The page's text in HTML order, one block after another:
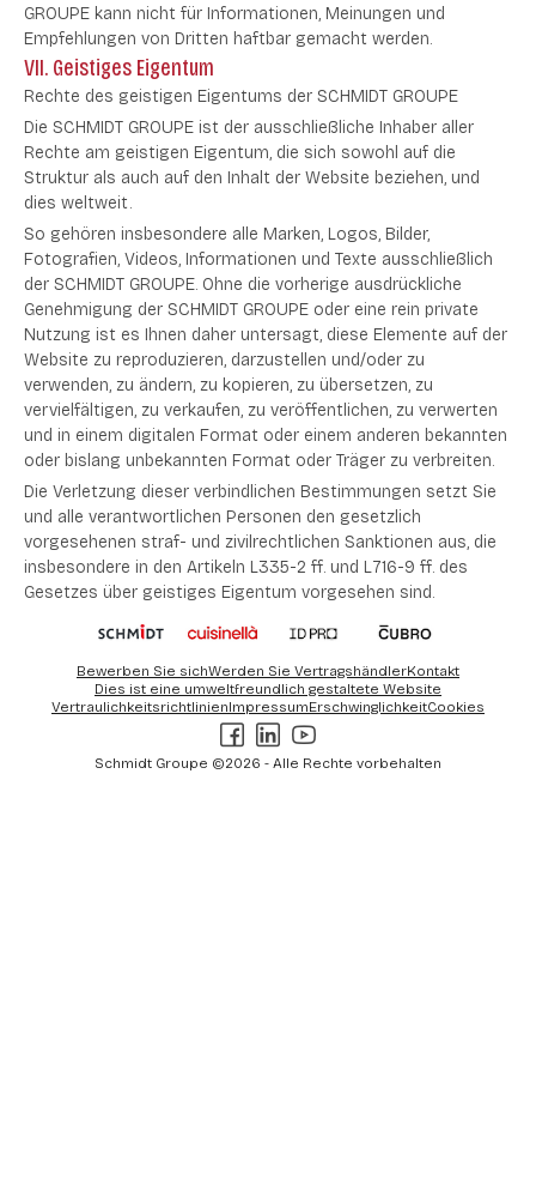
GROUPE kann nicht für Informationen, Meinungen und
Empfehlungen von Dritten haftbar gemacht werden.
VII. Geistiges Eigentum
Rechte des geistigen Eigentums der SCHMIDT GROUPE
Die SCHMIDT GROUPE ist der ausschließliche Inhaber aller
Rechte am geistigen Eigentum, die sich sowohl auf die
Struktur als auch auf den Inhalt der Website beziehen, und
dies weltweit.
So gehören insbesondere alle Marken, Logos, Bilder,
Fotografien, Videos, Informationen und Texte ausschließlich
der SCHMIDT GROUPE. Ohne die vorherige ausdrückliche
Genehmigung der SCHMIDT GROUPE oder eine rein private
Nutzung ist es Ihnen daher untersagt, diese Elemente auf der
Website zu reproduzieren, darzustellen und/oder zu
verwenden, zu ändern, zu kopieren, zu übersetzen, zu
vervielfältigen, zu verkaufen, zu veröffentlichen, zu verwerten
und in einem digitalen Format oder einem anderen bekannten
oder bislang unbekannten Format oder Träger zu verbreiten.
Die Verletzung dieser verbindlichen Bestimmungen setzt Sie
und alle verantwortlichen Personen den gesetzlich
vorgesehenen straf- und zivilrechtlichen Sanktionen aus, die
insbesondere in den Artikeln L335-2 ff. und L716-9 ff. des
Gesetzes über geistiges Eigentum vorgesehen sind.
Schmidt Groupe ©2026 - Alle Rechte vorbehalten
Bewerben Sie sichWerden Sie VertragshändlerKontakt
Dies ist eine umweltfreundlich gestaltete Website
VertraulichkeitsrichtlinienImpressumErschwinglichkeitCookies
Facebook
LinkedIn
Youtube